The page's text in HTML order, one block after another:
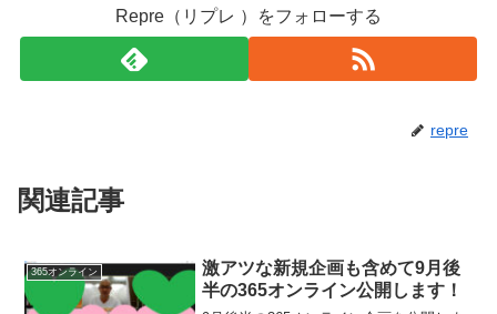
Repre（リプレ ）をフォローする
repre
関連記事
365オンライン
激アツな新規企画も含めて9月後
半の365オンライン公開します！